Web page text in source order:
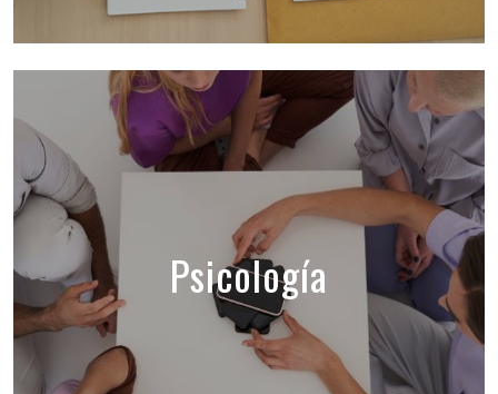
Psicología